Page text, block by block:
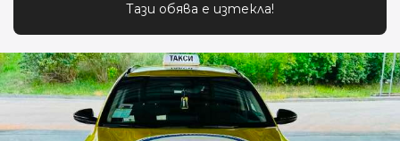
Тази обява е изтекла!